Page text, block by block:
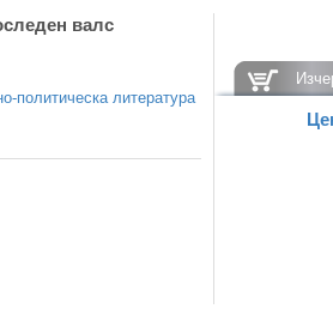
валс
политическа литература